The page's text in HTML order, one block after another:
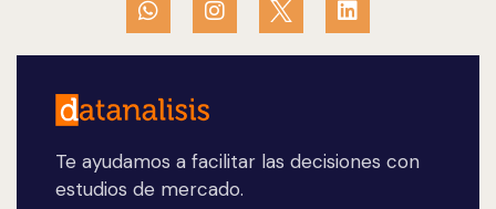
Te ayudamos a facilitar las decisiones con
estudios de mercado.